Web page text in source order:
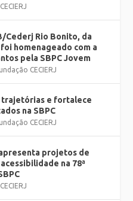
Cederj Rio Bonito, da
homenageado com a
pela SBPC Jovem
CECIERJ
trajetórias e fortalece
na SBPC
CECIERJ
projetos de
na 78ª